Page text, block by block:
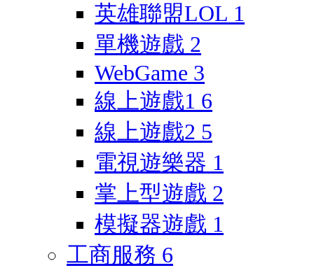
英雄聯盟LOL 1
單機遊戲 2
WebGame 3
線上遊戲1 6
線上遊戲2 5
電視遊樂器 1
掌上型遊戲 2
模擬器遊戲 1
工商服務 6